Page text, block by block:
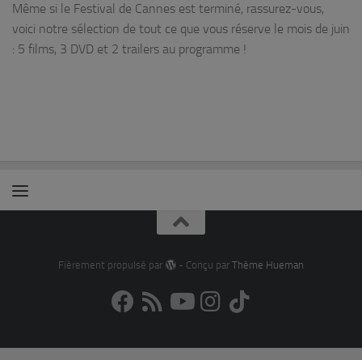
Même si le Festival de Cannes est terminé, rassurez-vous,
voici notre sélection de tout ce que vous réserve le mois de juin
: 5 films, 3 DVD et 2 trailers au programme !
Fièrement propulsé par - Conçu par Thème Hueman